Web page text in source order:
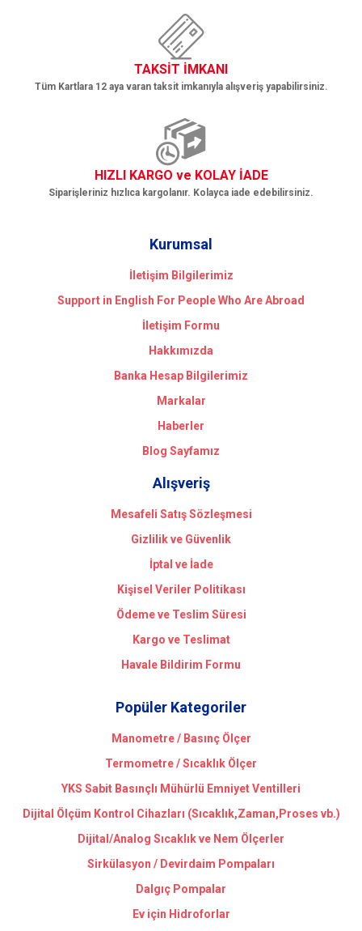
TAKSİT İMKANI
Tüm Kartlara 12 aya varan taksit imkanıyla alışveriş yapabilirsiniz.
HIZLI KARGO ve KOLAY İADE
Siparişleriniz hızlıca kargolanır. Kolayca iade edebilirsiniz.
Kurumsal
İletişim Bilgilerimiz
Support in English For People Who Are Abroad
İletişim Formu
Hakkımızda
Banka Hesap Bilgilerimiz
Markalar
Haberler
Blog Sayfamız
Alışveriş
Mesafeli Satış Sözleşmesi
Gizlilik ve Güvenlik
İptal ve İade
Kişisel Veriler Politikası
Ödeme ve Teslim Süresi
Kargo ve Teslimat
Havale Bildirim Formu
Popüler Kategoriler
Manometre / Basınç Ölçer
Termometre / Sıcaklık Ölçer
YKS Sabit Basınçlı Mühürlü Emniyet Ventilleri
Dijital Ölçüm Kontrol Cihazları (Sıcaklık,Zaman,Proses vb.)
Dijital/Analog Sıcaklık ve Nem Ölçerler
Sirkülasyon / Devirdaim Pompaları
Dalgıç Pompalar
Ev için Hidroforlar